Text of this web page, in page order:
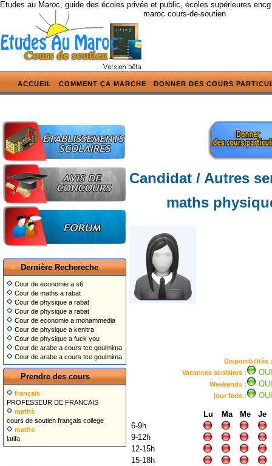
Etudes au Maroc, guide des écoles privée et public, écoles supérieures
maroc cours-de-soutien
ACCUEIL COMMENT ÇA MARCHE DONNER DES COURS
Dernière Rechereche
Cour de economie a s6
Cour de maths a rabat
Cour de physique a rabat
Cour de physique a rabat
Cour de economie a mohammedia
Cour de physique a kenitra
Cour de physique a fuck you
Cour de arabe a cours tce goulmima
Cour de arabe a cours tce goulmima
Prendre des cours
français
PROFESSEUR DE FRANCAIS
maths
cours de soutien français college
maths
latifa
Candidat / Autres
maths
Disponibilités :
Vacances scolaires :
OUI
Weekends : OUI
jour ferie : OUI
Lu Ma Me
Je
6-9h
9-12h
12-15h
15-18h